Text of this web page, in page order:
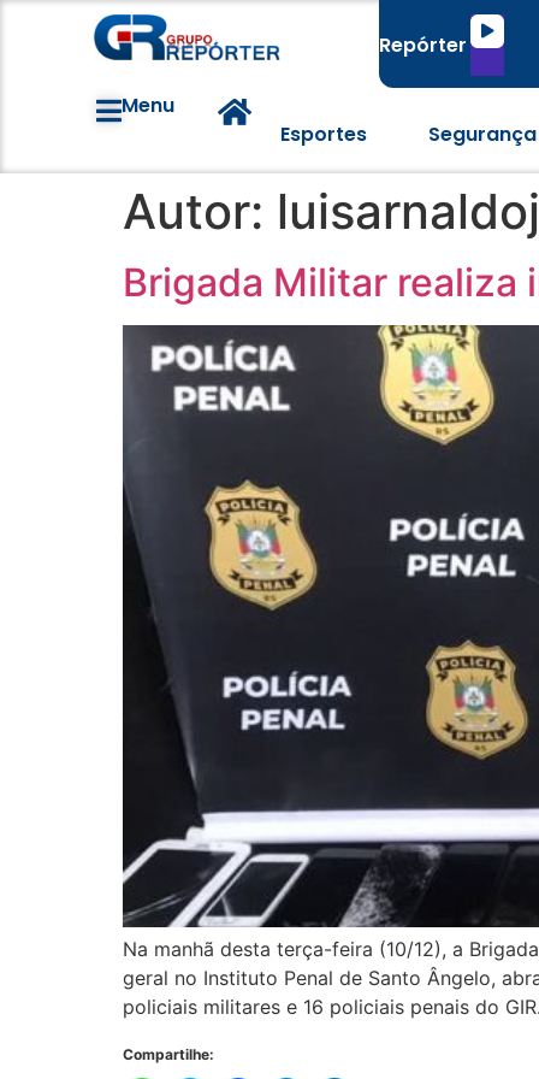
Repórter
Tocador
áudio
Menu
Esportes
Segurança
Autor:
Brigada Militar realiza
Na manhã desta terça-feira (10/12), a
geral no Instituto Penal de Santo Ângelo,
policiais militares e 16 policiais penais do
Compartilhe: